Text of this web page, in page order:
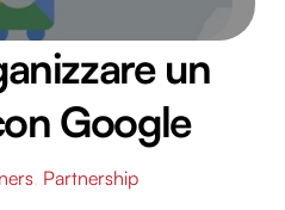
un
Google
, Partnership